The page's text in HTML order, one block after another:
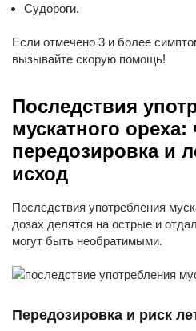
Судороги.
Если отмечено 3 и более
вызывайте скорую помощь!
Последствия
мускатного
передозировка и
исход
Последствия употребления
дозах делятся на острые и
могут быть необратимыми.
Передозировка и риск